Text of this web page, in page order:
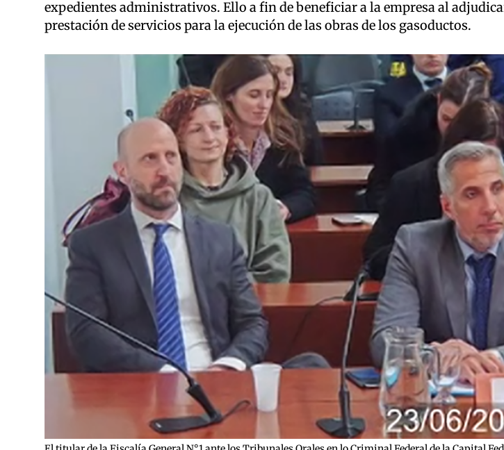
expedientes administrativos. Ello a fin de beneficiar a la empresa al
prestación de servicios para la ejecución de las obras de los gasoductos.